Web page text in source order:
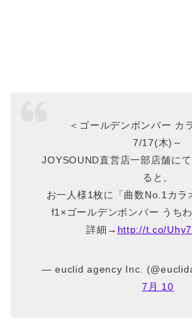
＜ゴールデンボンバー カ
7/17(木)～
JOYSOUND直営店一部店舗に
ると、
お一人様1枚に「曲数No.1カラ
f1×ゴールデンボンバー うちわ
詳細→ http://t.co/
— euclid agency Inc.
7月 10